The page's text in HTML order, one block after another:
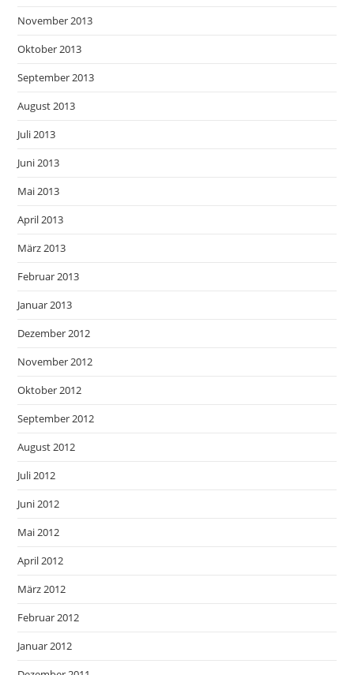
November 2013
Oktober 2013
September 2013
August 2013
Juli 2013
Juni 2013
Mai 2013
April 2013
März 2013
Februar 2013
Januar 2013
Dezember 2012
November 2012
Oktober 2012
September 2012
August 2012
Juli 2012
Juni 2012
Mai 2012
April 2012
März 2012
Februar 2012
Januar 2012